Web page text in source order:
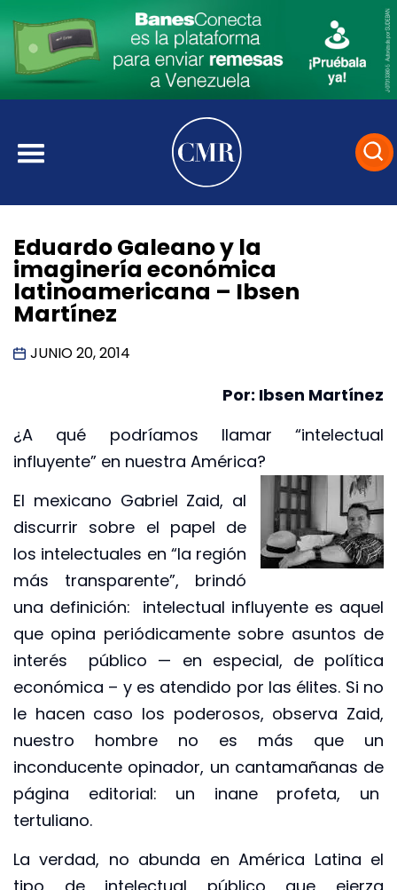
Eduardo Galeano y la
imaginería económica
latinoamericana – Ibsen
Martínez
JUNIO 20, 2014
Por: Ibsen Martínez
¿A qué podríamos llamar “intelectual
influyente” en nuestra América?
El mexicano Gabriel Zaid, al
discurrir sobre el papel de
los intelectuales en “la región
más transparente”, brindó
una definición: intelectual influyente es aquel
que opina periódicamente sobre asuntos de
interés público — en especial, de política
económica – y es atendido por las élites. Si no
le hacen caso los poderosos, observa Zaid,
nuestro hombre no es más que un
inconducente opinador, un cantamañanas de
página editorial: un inane profeta, un
tertuliano.
La verdad, no abunda en América Latina el